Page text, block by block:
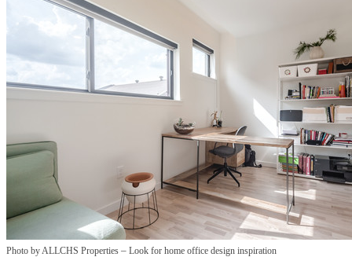
Photo by ALLCHS Properties – Look for home office design inspiration